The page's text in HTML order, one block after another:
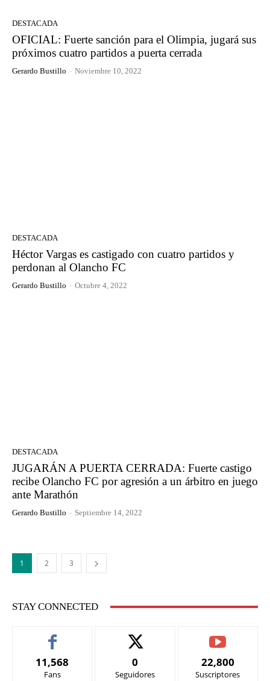
DESTACADA
OFICIAL: Fuerte sanción para el Olimpia, jugará sus
próximos cuatro partidos a puerta cerrada
Gerardo Bustillo - Noviembre 10, 2022
DESTACADA
Héctor Vargas es castigado con cuatro partidos y
perdonan al Olancho FC
Gerardo Bustillo - Octubre 4, 2022
DESTACADA
JUGARÁN A PUERTA CERRADA: Fuerte castigo
recibe Olancho FC por agresión a un árbitro en juego
ante Marathón
Gerardo Bustillo - Septiembre 14, 2022
1 2 3
STAY CONNECTED
11,568
Fans
0
Seguidores
22,800
Suscriptores